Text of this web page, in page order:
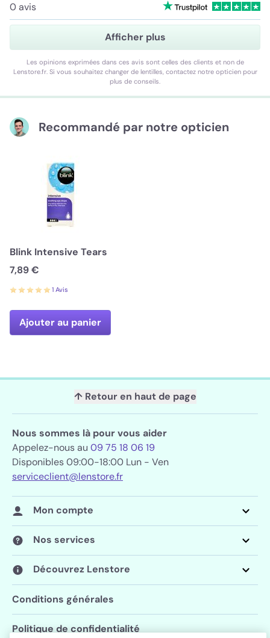
0 avis
Afficher plus
Les opinions exprimées dans ces avis sont celles des clients et non de
Lenstore.fr. Si vous souhaitez changer de lentilles, contactez notre opticien pour
plus de conseils.
Recommandé par notre opticien
Blink Intensive Tears
7,89 €
1 Avis
Ajouter au panier
↑ Retour en haut de page
Nous sommes là pour vous aider
Appelez-nous au 09 75 18 06 19
Disponibles 09:00-18:00 Lun - Ven
serviceclient@lenstore.fr
Mon compte
Nos services
Découvrez Lenstore
Conditions générales
Politique de confidentialité